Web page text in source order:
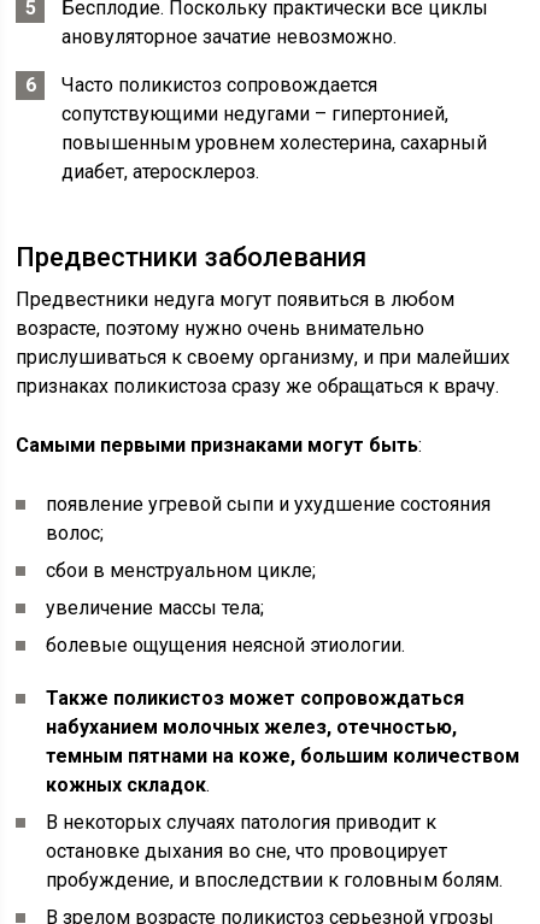
Бесплодие. Поскольку практически все циклы
ановуляторное зачатие невозможно.
Часто поликистоз сопровождается
сопутствующими недугами – гипертонией,
повышенным уровнем холестерина, сахарный
диабет, атеросклероз.
Предвестники заболевания
Предвестники недуга могут появиться в любом
возрасте, поэтому нужно очень внимательно
прислушиваться к своему организму, и при малейших
признаках поликистоза сразу же обращаться к врачу.
Самыми первыми признаками могут быть:
появление угревой сыпи и ухудшение состояния
волос;
сбои в менструальном цикле;
увеличение массы тела;
болевые ощущения неясной этиологии.
Также поликистоз может сопровождаться
набуханием молочных желез, отечностью,
темным пятнами на коже, большим количеством
кожных складок.
В некоторых случаях патология приводит к
остановке дыхания во сне, что провоцирует
пробуждение, и впоследствии к головным болям.
В зрелом возрасте поликистоз серьезной угрозы